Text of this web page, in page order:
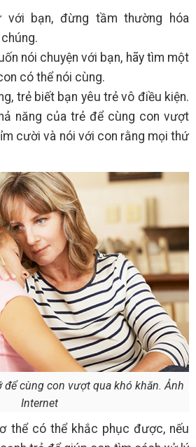
với bạn, đừng tầm thường hóa
nói chuyện với bạn, hãy tìm một
có thể nói cùng.
trẻ biết bạn yêu trẻ vô điều kiện.
năng của trẻ để cùng con vượt
cười và nói với con rằng mọi thứ
cùng con vượt qua khó khăn. Ảnh
Internet
thể có thể khắc phục được, nếu